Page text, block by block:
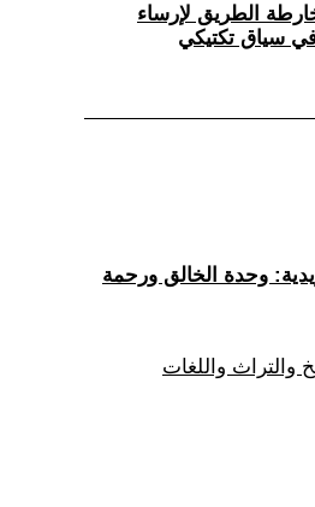
الطريق لإرساء
سياق تكتيكي
وحدة الخالق ورحمة
والتراث واللغات